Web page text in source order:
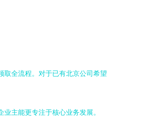
取全流程。对于已有北京公司希望
主能更专注于核心业务发展。